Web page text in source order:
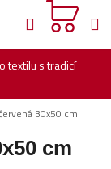
textilu s tradicí
Hledat
30x50 cm
cm